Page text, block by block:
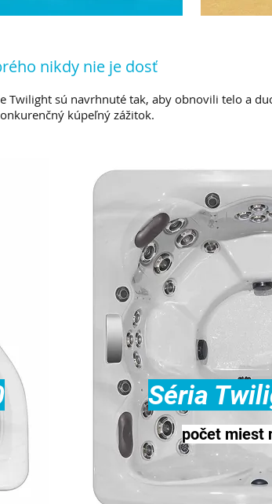
nikdy nie je dosť
Twilight sú navrhnuté tak, aby obnovili telo a
kúpeľný zážitok.
Séria
počet miest